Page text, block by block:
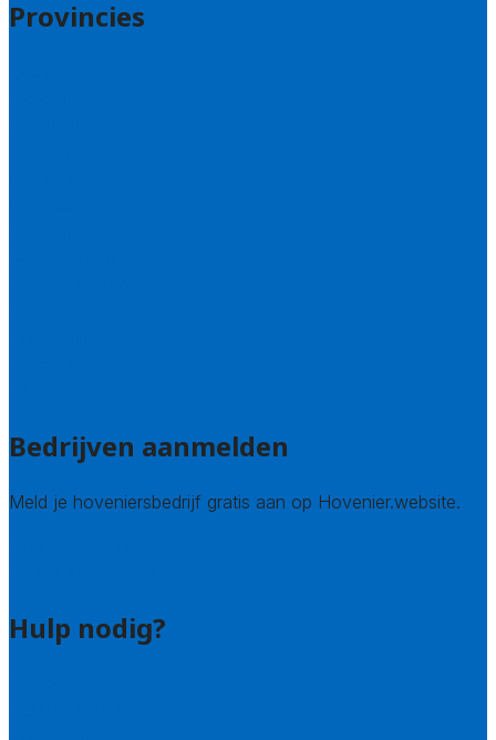
Provincies
Bedrijven aanmelden
Meld je hoveniersbedrijf gratis aan op Hovenier.website.
Hulp nodig?